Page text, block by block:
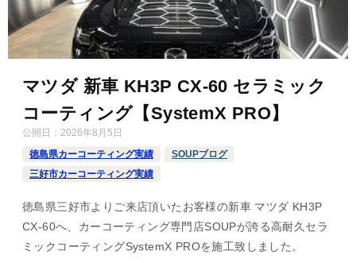
マツダ 新車 KH3P CX-60 セラミック
コーティング【SystemX PRO】
公開日： 2026年8月5日
徳島県カーコーティング実績
SOUPブログ
三好市カーコーティング実績
徳島県三好市よりご来店頂いたお客様の新車 マツダ KH3P
CX-60へ、カーコーティング専門店SOUPが誇る高耐久セラ
ミックコーティングSystemX PROを施工致しました。